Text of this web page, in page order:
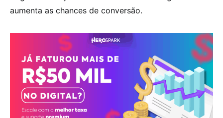
aumenta as chances de conversão.